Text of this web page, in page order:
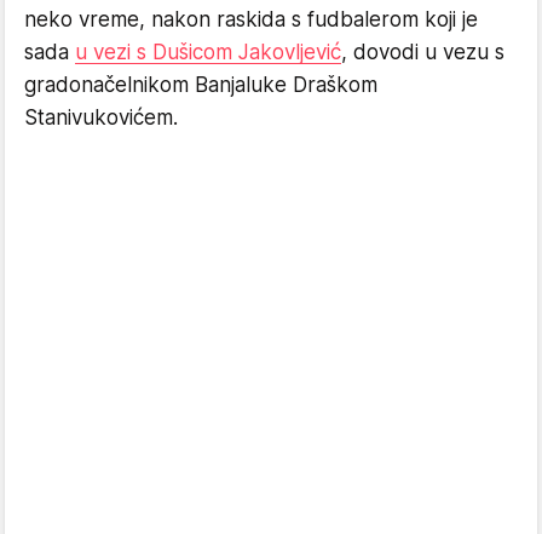
neko vreme, nakon raskida s fudbalerom koji je
sada u vezi s Dušicom Jakovljević, dovodi u vezu s
gradonačelnikom Banjaluke Draškom
Stanivukovićem.